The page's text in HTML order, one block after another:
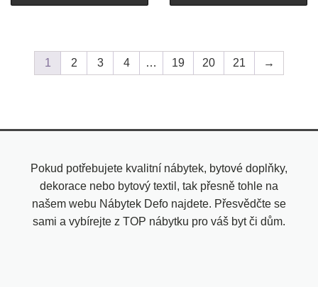
1 2 3 4 … 19 20 21 →
Pokud potřebujete kvalitní nábytek, bytové doplňky,
dekorace nebo bytový textil, tak přesně tohle na
našem webu Nábytek Defo najdete. Přesvědčte se
sami a vybírejte z TOP nábytku pro váš byt či dům.